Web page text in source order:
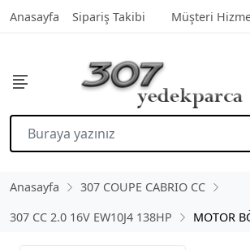
Anasayfa Sipariş Takibi Müşteri
Anasayfa
307 COUPE CABRIO CC
307 CC 2.0 16V EW10J4 138HP
MOTOR